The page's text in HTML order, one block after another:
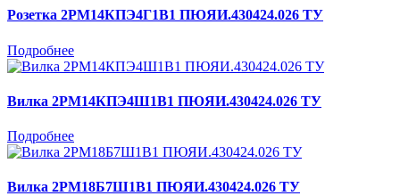
Розетка 2РМ14КПЭ4Г1В1 ПЮЯИ.430424.026 ТУ
Подробнее
Вилка 2РМ14КПЭ4Ш1В1 ПЮЯИ.430424.026 ТУ
Подробнее
Вилка 2РМ18Б7Ш1В1 ПЮЯИ.430424.026 ТУ